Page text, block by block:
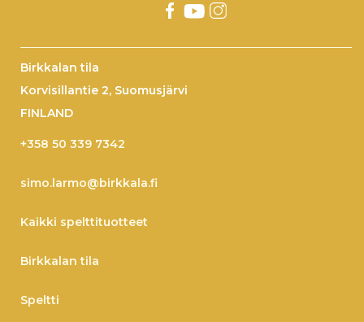
Birkkalan tila
Korvisillantie 2, Suomusjärvi
FINLAND
+358 50 339 7342
simo.larmo@birkkala.fi
Kaikki spelttituotteet
Birkkalan tila
Speltti